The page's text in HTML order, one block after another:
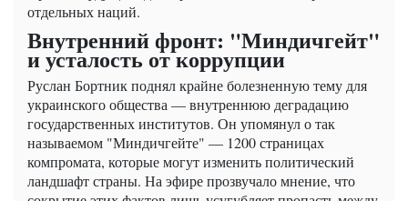
отдельных наций.
Внутренний фронт: "Миндичгейт"
и усталость от коррупции
Руслан Бортник поднял крайне болезненную тему для
украинского общества — внутреннюю деградацию
государственных институтов. Он упомянул о так
называемом "Миндичгейте" — 1200 страницах
компромата, которые могут изменить политический
ландшафт страны. На эфире прозвучало мнение, что